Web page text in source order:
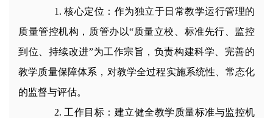
1. 核心定位：作为独立于日常教学运行管理的
质量管控机构，质管办以“质量立校、标准先行、监控
到位、持续改进”为工作宗旨，负责构建科学、完善的
教学质量保障体系，对教学全过程实施系统性、常态化
的监督与评估。
2. 工作目标：建立健全教学质量标准与监控机